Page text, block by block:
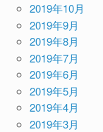
2019年10月
2019年9月
2019年8月
2019年7月
2019年6月
2019年5月
2019年4月
2019年3月